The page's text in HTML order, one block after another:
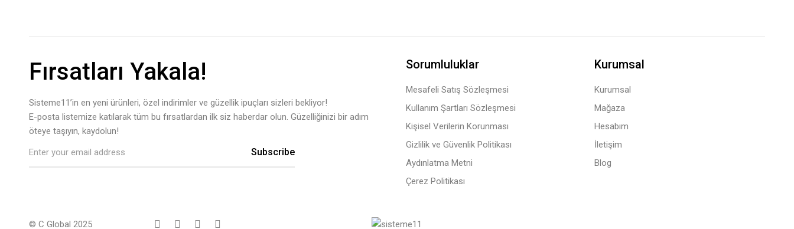
Fırsatları Yakala!
Sisteme11’in en yeni ürünleri, özel indirimler ve güzellik ipuçları sizleri bekliyor!
E-posta listemize katılarak tüm bu fırsatlardan ilk siz haberdar olun. Güzelliğinizi bir adım
öteye taşıyın, kaydolun!
Subscribe
Sorumluluklar
Mesafeli Satış Sözleşmesi
Kullanım Şartları Sözleşmesi
Kişisel Verilerin Korunması
Gizlilik ve Güvenlik Politikası
Aydınlatma Metni
Çerez Politikası
Kurumsal
Kurumsal
Mağaza
Hesabım
İletişim
Blog
© C Global 2025